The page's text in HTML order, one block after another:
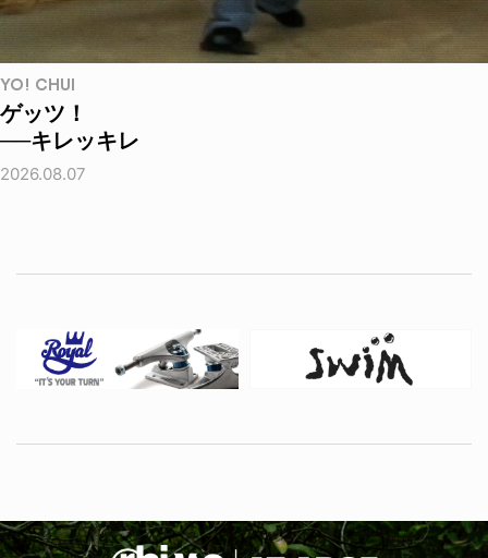
YO! CHUI
ゲッツ！
──キレッキレ
2026.08.07